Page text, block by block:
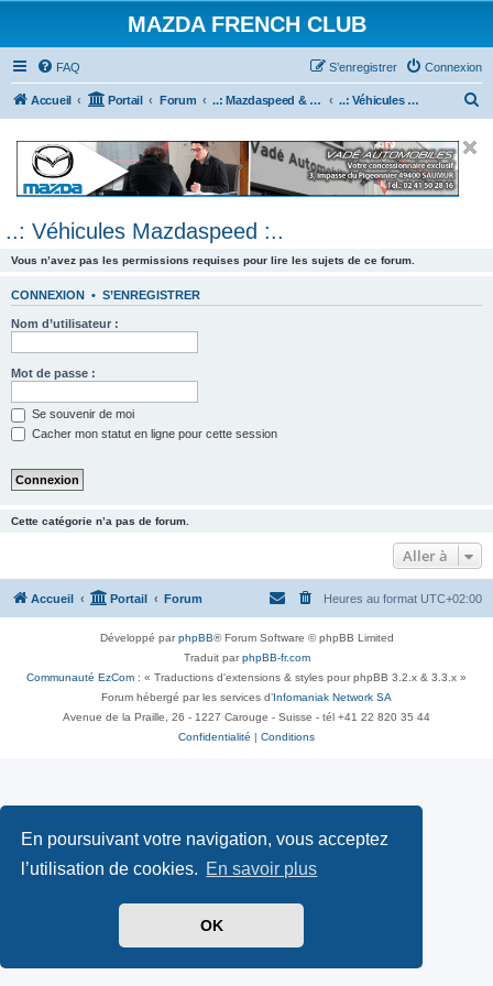
En poursuivant votre navigation, vous acceptez
l’utilisation de cookies. En savoir plus
OK
MAZDA FRENCH CLUB
FAQ Connexion
S’enregistrer
Accueil Portail Forum ..: Mazdaspeed & MPS :.. ..: Véhicules Mazdaspeed :..
e
..: Véhicules Mazdaspeed :..
Vous n’avez pas les permissions requises pour lire les sujets de ce forum.
CONNEXION • S’ENREGISTRER
Nom d’utilisateur :
Mot de passe :
Se souvenir de moi
Cacher mon statut en ligne pour cette session
Cette catégorie n’a pas de forum.
Aller à
Accueil Portail Forum Heures au format UTC+02:00
Développé parphpBB® Forum Software © phpBB Limited
Traduit parphpBB-fr.com
Communauté EzCom : « Traductions d'extensions & styles pour phpBB 3.2.x & 3.3.x »
Forum hébergé par les services d’ Infomaniak Network SA
Avenue de la Praille, 26 - 1227 Carouge - Suisse - tél +41 22 820 35 44
Confidentialité
Conditions